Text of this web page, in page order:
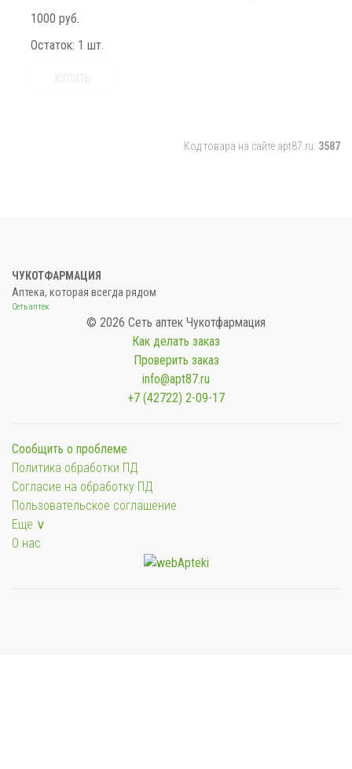
1000 руб.
Остаток: 1 шт.
Код товара на сайте apt87.ru: 3587
ЧУКОТФАРМАЦИЯ
Аптека, которая всегда рядом
Сеть аптек
© 2026 Сеть аптек Чукотфармация
Как делать заказ
Проверить заказ
info@apt87.ru
+7 (42722) 2-09-17
Сообщить о проблеме
Политика обработки ПД
Согласие на обработку ПД
Пользовательское соглашение
Еще ∨
О нас